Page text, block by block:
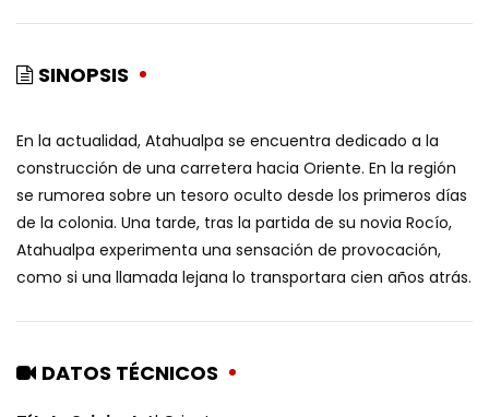
SINOPSIS
En la actualidad, Atahualpa se encuentra dedicado a la
construcción de una carretera hacia Oriente. En la región
se rumorea sobre un tesoro oculto desde los primeros días
de la colonia. Una tarde, tras la partida de su novia Rocío,
Atahualpa experimenta una sensación de provocación,
como si una llamada lejana lo transportara cien años atrás.
DATOS TÉCNICOS